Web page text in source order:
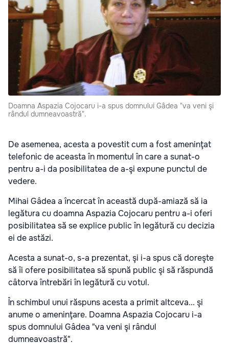
Doamna Aspazia Cojocaru i-a spus domnului Gâdea "va veni şi
rândul dumneavoastră".
De asemenea, acesta a povestit cum a fost ameninţat
telefonic de aceasta în momentul în care a sunat-o
pentru a-i da posibilitatea de a-şi expune punctul de
vedere.
Mihai Gâdea a încercat în această după-amiază să ia
legătura cu doamna Aspazia Cojocaru pentru a-i oferi
posibilitatea să se explice public în legătură cu decizia
ei de astăzi.
Acesta a sunat-o, s-a prezentat, şi i-a spus că doreşte
să îi ofere posibilitatea să spună public şi să răspundă
câtorva întrebări în legătură cu votul.
În schimbul unui răspuns acesta a primit altceva... şi
anume o ameninţare. Doamna Aspazia Cojocaru i-a
spus domnului Gâdea "va veni şi rândul
dumneavoastră".